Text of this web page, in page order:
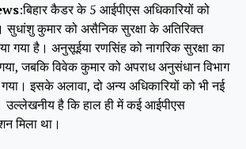
:बिहार कैडर के 5 आईपीएस अधिकारियों को
सुधांशु कुमार को असैनिक सुरक्षा के अतिरिक्त
गया है। अनुसूईया रणसिंह को नागरिक सुरक्षा का
जबकि विवेक कुमार को अपराध अनुसंधान विभाग
इसके अलावा, दो अन्य अधिकारियों को भी नई
उल्लेखनीय है कि हाल ही में कई आईपीएस
मिला था।